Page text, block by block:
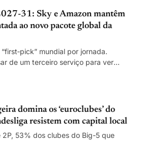
31: Sky e Amazon mantêm
ao novo pacote global da
mundial por jornada.
de um terceiro serviço para ver
confirmado).
domina os ‘euroclubes’ do
resistem com capital local
2P, 53% dos clubes do Big-5 que